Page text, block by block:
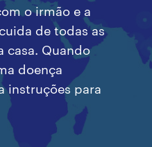
o irmão e a
de todas as
casa. Quando
doença
instruções para